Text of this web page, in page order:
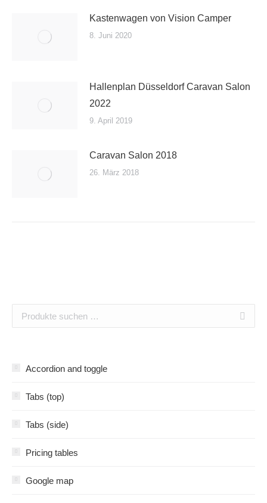
Kastenwagen von Vision Camper
8. Juni 2020
Hallenplan Düsseldorf Caravan Salon
2022
9. April 2019
Caravan Salon 2018
26. März 2018
Accordion and toggle
Tabs (top)
Tabs (side)
Pricing tables
Google map